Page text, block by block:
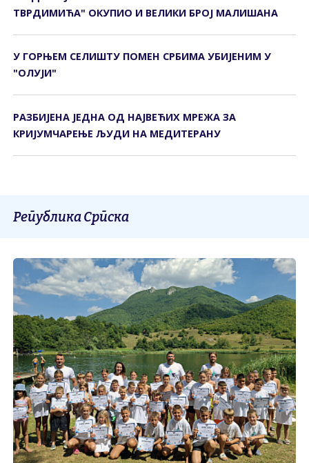
ТВРДИМИЋА" ОКУПИО И ВЕЛИКИ БРОЈ МАЛИШАНА
У ГОРЊЕМ СЕЛИШTУ ПОМЕН СРБИМА УБИЈЕНИМ У
"ОЛУЈИ"
РАЗБИЈЕНА ЈЕДНА ОД НАЈВЕЋИХ МРЕЖА ЗА
КРИЈУМЧАРЕЊЕ ЉУДИ НА МЕДИТЕРАНУ
Република Српска